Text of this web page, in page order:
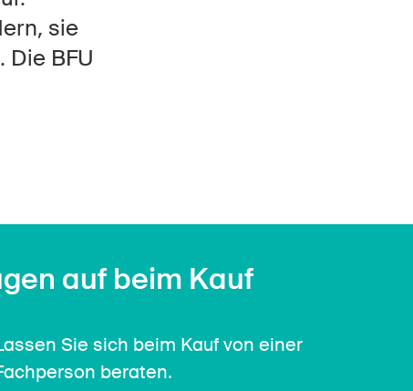
sie
BFU
auf beim Kauf
Sie sich beim Kauf von einer
beraten.